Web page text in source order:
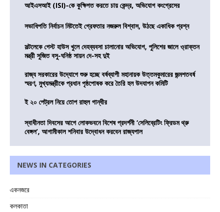
আইএসআই (ISI)-কে কুক্ষিগত করতে চায় কেন্দ্র, অভিযোগ কংগ্রেসের
সভাধিপতি নির্বাচন মিটতেই গ্রেফতার নজরুল বিশ্বাস, উঠছে একাধিক প্রশ্ন
সল্টলেকে গেস্ট হাউস খুলে দেহব্যবসা চালানোর অভিযোগ, পুলিশের জালে ও্রাক্তন
মন্ত্রী সুজিত বসু-ঘনিষ্ঠ সায়ন দে-সহ দুই
রাজ্য সরকারের উদ্যোগে শুরু হচ্ছে বর্ষব্যাপী মহানায়ক উত্তমকুমারের জন্মশতবর্ষ
স্মরণ, মুখ্যমন্ত্রীকে প্রধান পৃষ্ঠপোষক করে তৈরি হল উদযাপন কমিটি
ই ২০ পেট্রল নিয়ে তোপ রাহুল গান্ধীর
স্বাধীনতা দিবসের আগে লোকভবনে বিশেষ প্রদর্শনী ‘সেলিব্রেটিং ফ্রিডম থ্রু
বেঙ্গল’, আগামীকাল শনিবার উদ্বোধন করবেন রাজ্যপাল
NEWS IN CATEGORIES
একনজরে
কলকাতা